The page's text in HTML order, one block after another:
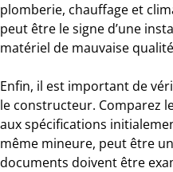
plomberie, chauffage et
peut être le signe d’une
matériel de mauvaise
Enfin, il est important de
le constructeur. Comparez
aux spécifications
même mineure, peut être un
documents doivent être